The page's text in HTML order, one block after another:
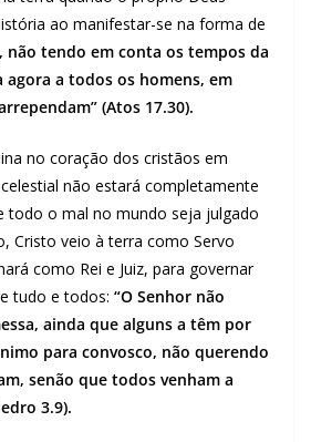
ao manifestar-se na forma de
não tendo em conta os tempos da
agora a todos os homens, em
(Atos 17.30).
no coração dos cristãos em
não estará completamente
todo o mal no mundo seja julgado
Cristo veio à terra como Servo
como Rei e Juiz, para governar
tudo e todos: “O Senhor não
ainda que alguns a têm por
para convosco, não querendo
senão que todos venham a
3.9).